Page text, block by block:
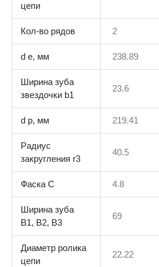
цепи
Кол-во рядов 2
d e, мм 238.89
Ширина зуба
звездочки b1
23.6
d p, мм 219.41
Радиус
закругления r3
40.5
Фаска C 4.8
Ширина зуба
В1, В2, В3
69
Диаметр ролика
цепи
22.22